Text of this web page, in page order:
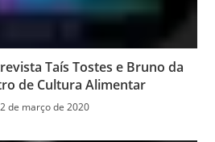
Taís Tostes e Bruno da
de Cultura Alimentar
de março de 2020